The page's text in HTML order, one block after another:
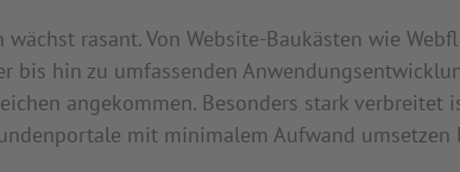
rasant. Von Website-Baukästen wie
bis hin zu umfassenden
angekommen. Besonders stark verbreitet
mit minimalem Aufwand umsetzen